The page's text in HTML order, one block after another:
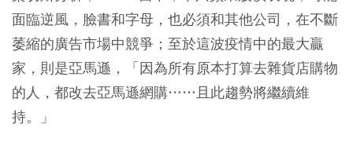
面臨逆風，臉書和字母，也必須和其他公司，在不斷
萎縮的廣告市場中競爭；至於這波疫情中的最大贏
家，則是亞馬遜，「因為所有原本打算去雜貨店購物
的人，都改去亞馬遜網購……且此趨勢將繼續維
持。」